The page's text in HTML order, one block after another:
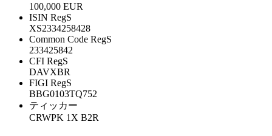
100,000 EUR
ISIN RegS
XS2334258428
Common Code RegS
233425842
CFI RegS
DAVXBR
FIGI RegS
BBG0103TQ752
ティッカー
CRWPK 1X B2R